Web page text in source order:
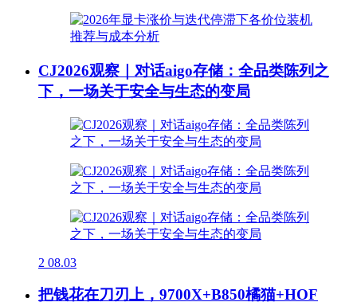
CJ2026观察｜对话aigo存储：全品类陈列之
下，一场关于安全与生态的变局
2 08.03
把钱花在刀刃上，9700X+B850橘猫+HOF